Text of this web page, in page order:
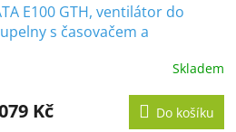
E100 GTH, ventilátor do
s časovačem a
Skladem
Kč Do košíku